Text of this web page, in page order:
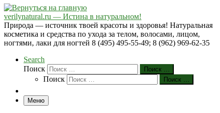
verilynatural.ru — Истина в натуральном!
Природа — источник твоей красоты и здоровья! Натуральная
косметика и средства по ухода за телом, волосами, лицом,
ногтями, лаки для ногтей 8 (495) 495-55-49; 8 (962) 969-62-35
Search
Поиск
Поиск …
Поиск Поиск …
Меню